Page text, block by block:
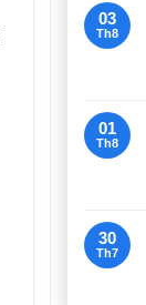
03
Th8
01
Th8
30
Th7